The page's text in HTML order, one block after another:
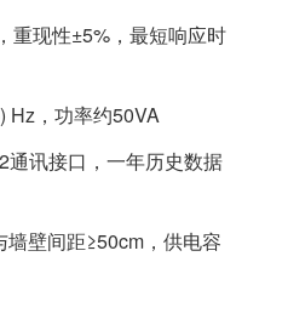
重现性±5%，最短响应时
Hz，功率约50VA
讯接口，一年历史数据
壁间距≥50cm，供电容